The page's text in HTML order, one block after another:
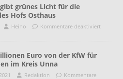
grünes Licht für die
Hofs Osthaus
Heino Kommentare deaktiviert
Euro von der KfW für
im Kreis Unna
Redaktion
Kommentare